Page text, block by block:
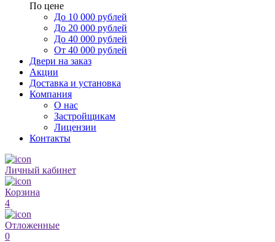
По цене
До 10 000 рублей
До 20 000 рублей
До 40 000 рублей
От 40 000 рублей
Двери на заказ
Акции
Доставка и установка
Компания
О нас
Застройщикам
Лицензии
Контакты
Личный кабинет
Корзина
4
Отложенные
0